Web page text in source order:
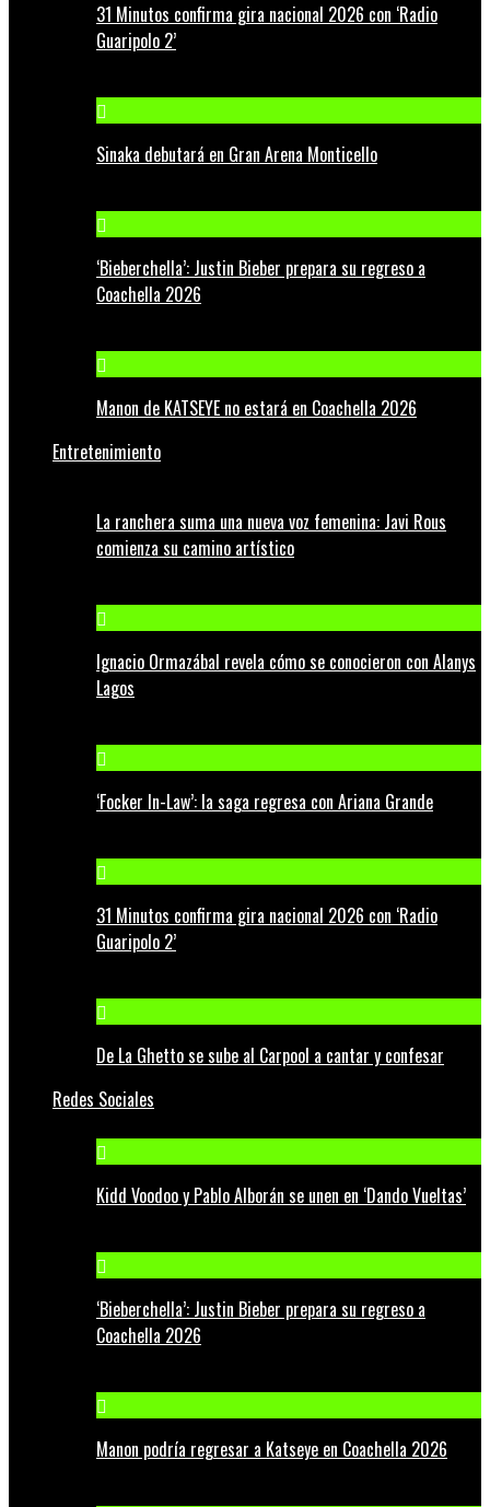
31 Minutos confirma gira nacional 2026 con ‘Radio
Guaripolo 2’
Sinaka debutará en Gran Arena Monticello
‘Bieberchella’: Justin Bieber prepara su regreso a
Coachella 2026
Manon de KATSEYE no estará en Coachella 2026
Entretenimiento
La ranchera suma una nueva voz femenina: Javi Rous
comienza su camino artístico
Ignacio Ormazábal revela cómo se conocieron con Alanys
Lagos
‘Focker In-Law’: la saga regresa con Ariana Grande
31 Minutos confirma gira nacional 2026 con ‘Radio
Guaripolo 2’
De La Ghetto se sube al Carpool a cantar y confesar
Redes Sociales
Kidd Voodoo y Pablo Alborán se unen en ‘Dando Vueltas’
‘Bieberchella’: Justin Bieber prepara su regreso a
Coachella 2026
Manon podría regresar a Katseye en Coachella 2026